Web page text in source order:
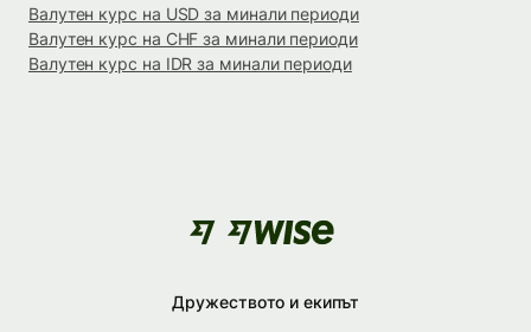
Валутен курс на USD за минали периоди
Валутен курс на CHF за минали периоди
Валутен курс на IDR за минали периоди
Дружеството и екипът